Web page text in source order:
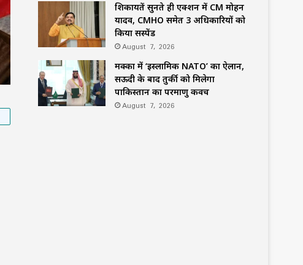
शिकायतें सुनते ही एक्शन में CM मोहन
यादव, CMHO समेत 3 अधिकारियों को
किया सस्पेंड
August 7, 2026
मक्का में ‘इस्लामिक NATO’ का ऐलान,
सऊदी के बाद तुर्की को मिलेगा
पाकिस्तान का परमाणु कवच
August 7, 2026